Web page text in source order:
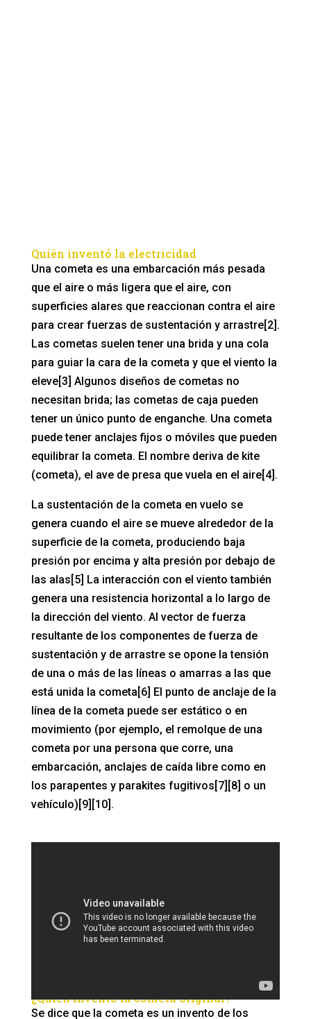
Quién inventó la electricidad
Una cometa es una embarcación más pesada
que el aire o más ligera que el aire, con
superficies alares que reaccionan contra el aire
para crear fuerzas de sustentación y arrastre[2].
Las cometas suelen tener una brida y una cola
para guiar la cara de la cometa y que el viento la
eleve[3] Algunos diseños de cometas no
necesitan brida; las cometas de caja pueden
tener un único punto de enganche. Una cometa
puede tener anclajes fijos o móviles que pueden
equilibrar la cometa. El nombre deriva de kite
(cometa), el ave de presa que vuela en el aire[4].
La sustentación de la cometa en vuelo se
genera cuando el aire se mueve alrededor de la
superficie de la cometa, produciendo baja
presión por encima y alta presión por debajo de
las alas[5] La interacción con el viento también
genera una resistencia horizontal a lo largo de
la dirección del viento. Al vector de fuerza
resultante de los componentes de fuerza de
sustentación y de arrastre se opone la tensión
de una o más de las líneas o amarras a las que
está unida la cometa[6] El punto de anclaje de la
línea de la cometa puede ser estático o en
movimiento (por ejemplo, el remolque de una
cometa por una persona que corre, una
embarcación, anclajes de caída libre como en
los parapentes y parakites fugitivos[7][8] o un
vehículo)[9][10].
¿Quién inventó la cometa original?
Se dice que la cometa es un invento de los